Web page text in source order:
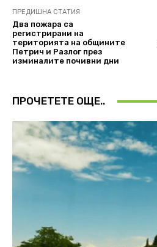
ПРЕДИШНА СТАТИЯ
Два пожара са
регистрирани на
територията на общините
Петрич и Разлог през
изминалите почивни дни
ПРОЧЕТЕТЕ ОЩЕ..